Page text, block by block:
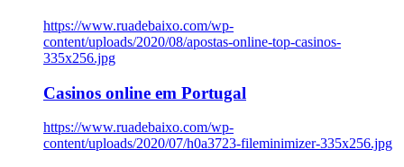
https://www.ruadebaixo.com/wp-
content/uploads/2020/08/apostas-online-top-casinos-
335x256.jpg
Casinos online em Portugal
https://www.ruadebaixo.com/wp-
content/uploads/2020/07/h0a3723-fileminimizer-335x256.jpg